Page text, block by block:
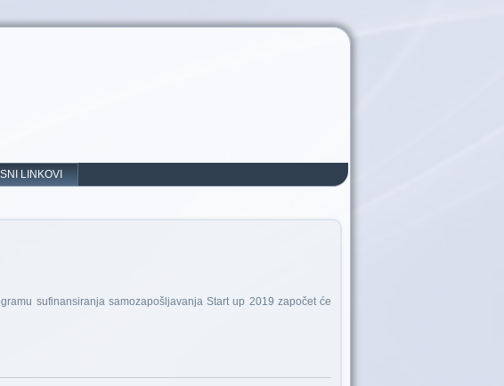
LINKOVI
sufinansiranja samozapošljavanja Start up 2019 započet će